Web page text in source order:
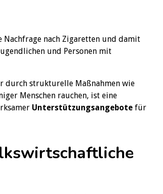
Nachfrage nach Zigaretten und damit
und Personen mit
durch strukturelle Maßnahmen wie
Menschen rauchen, ist eine
Unterstützungsangebotefür